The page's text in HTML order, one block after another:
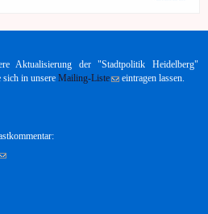
Aktualisierung der "Stadtpolitik Heidelberg"
in unsere Mailing-Liste(link sends e-mail)
eintragen lassen.
sends e-mail)